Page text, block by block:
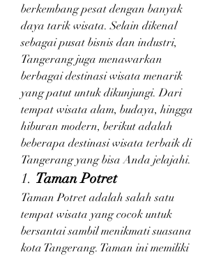
berkembang pesat dengan banyak
daya tarik wisata. Selain dikenal
sebagai pusat bisnis dan industri,
Tangerang juga menawarkan
berbagai destinasi wisata menarik
yang patut untuk dikunjungi. Dari
tempat wisata alam, budaya, hingga
hiburan modern, berikut adalah
beberapa destinasi wisata terbaik di
Tangerang yang bisa Anda jelajahi.
1. Taman Potret
Taman Potret adalah salah satu
tempat wisata yang cocok untuk
bersantai sambil menikmati suasana
kota Tangerang. Taman ini memiliki